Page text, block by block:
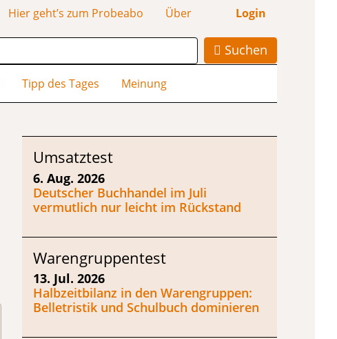
Hier geht’s zum Probeabo Über Login
Suchen
Tipp des Tages Meinung
Umsatztest
6. Aug. 2026
Deutscher Buchhandel im Juli
vermutlich nur leicht im Rückstand
Warengruppentest
13. Jul. 2026
Halbzeitbilanz in den Warengruppen:
Belletristik und Schulbuch dominieren